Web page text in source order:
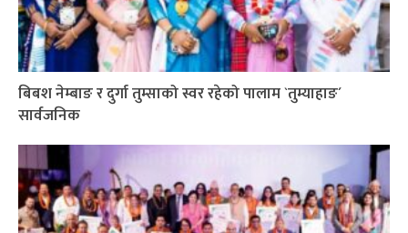
बिबश नेम्बाङ र दुर्गा तुम्साको स्वर रहेको पालाम `तुम्याहाङ´
सार्वजनिक